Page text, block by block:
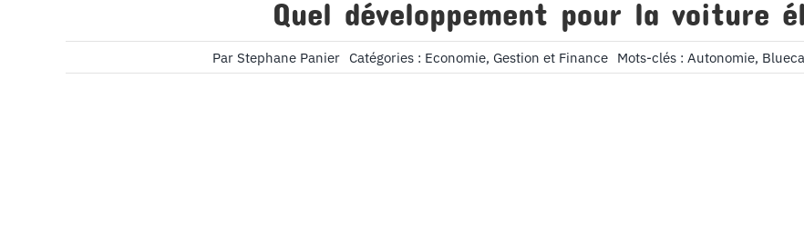
Quel développement pour la voiture
Par Stephane Panier Catégories : Economie, Gestion et Finance Mots-clés : Autonomie,